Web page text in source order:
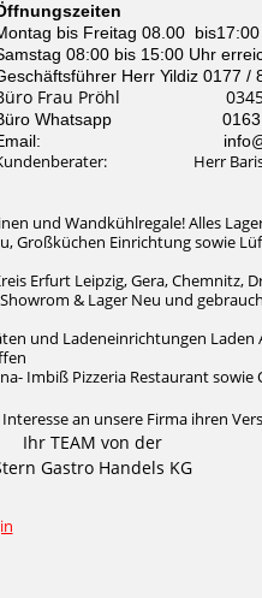
bis Freitag 08.00
08:00 bis 15:00 Uhr
Herr Yildiz 0177 /
Frau Pröhl 0345 /
Whatsapp 0163 /
info@stern-
Herr Baris
und Wandkühlregale! Alles
Großküchen Einrichtung sowie
Erfurt Leipzig, Gera, Chemnitz,
& Lager Neu und
und Ladeneinrichtungen
Imbiß Pizzeria Restaurant sowie
an unsere Firma ihren
Ihr TEAM von der
Gastro Handels KG